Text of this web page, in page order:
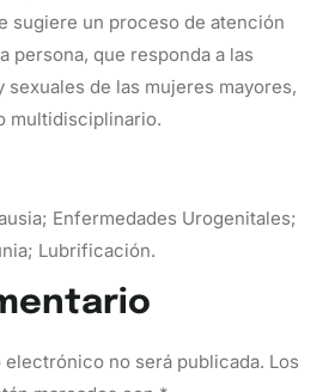
sugiere un proceso de atención
persona, que responda a las
sexuales de las mujeres mayores,
multidisciplinario.
Enfermedades Urogenitales;
Lubrificación.
no será publicada. Los